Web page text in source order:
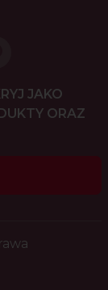
JAKO
ORAZ